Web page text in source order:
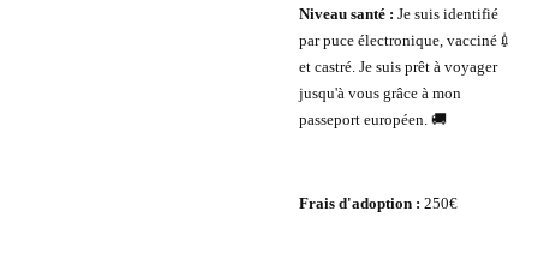
Niveau santé : Je suis identifié
par puce électronique, vacciné💉
et castré. Je suis prêt à voyager
jusqu'à vous grâce à mon
passeport européen. 🚚
Frais d'adoption : 250€